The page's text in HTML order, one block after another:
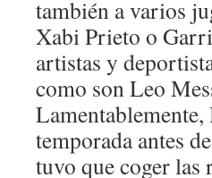
también a varios
Xabi Prieto o
artistas y
como son Leo
temporada antes
tuvo que coger las